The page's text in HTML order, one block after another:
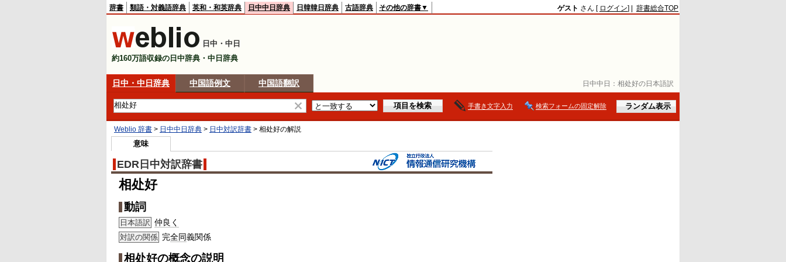
日中中日： 相处好の日本語訳
辞書 類語・対義語辞典 英和・和英辞典 日中中日辞典 日韓韓日辞典 古語辞典 その他の辞書▼ ゲスト さん [ ログイン] | 辞書総合TOP
日中・中日
約160万語収録の日中辞典・中日辞典
日中・中日辞典 中国語例文 中国語翻訳
手書き文字入力 検索フォームの固定解除
Weblio 辞書 > 日中中日辞典 > 日中対訳辞書 > 相处好の解説
意味
EDR日中対訳辞書
相处好
動詞
日本語訳 仲良く
対訳の関係 完全同義関係
相处好の概念の説明